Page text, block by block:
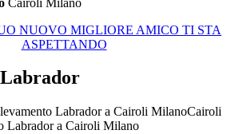
NUOVO MIGLIORE AMICO TI STA
ASPETTANDO
Cairoli
Labrador a Cairoli Milano